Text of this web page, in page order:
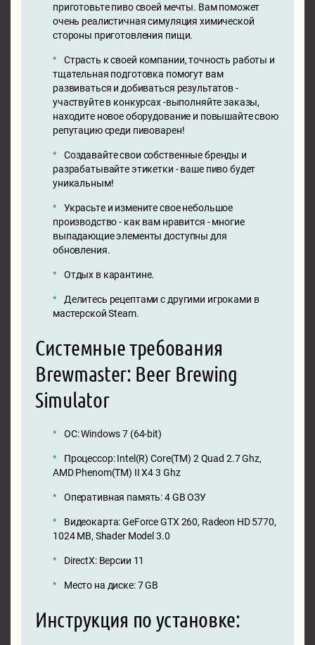
приготовьте пиво своей мечты. Вам поможет
очень реалистичная симуляция химической
стороны приготовления пищи.
Страсть к своей компании, точность работы и
тщательная подготовка помогут вам
развиваться и добиваться результатов -
участвуйте в конкурсах -выполняйте заказы,
находите новое оборудование и повышайте свою
репутацию среди пивоварен!
Создавайте свои собственные бренды и
разрабатывайте этикетки - ваше пиво будет
уникальным!
Украсьте и измените свое небольшое
производство - как вам нравится - многие
выпадающие элементы доступны для
обновления.
Отдых в карантине.
Делитесь рецептами с другими игроками в
мастерской Steam.
Системные требования
Brewmaster: Beer Brewing
Simulator
ОС: Windows 7 (64-bit)
Процессор: Intel(R) Core(TM) 2 Quad 2.7 Ghz,
AMD Phenom(TM) II X4 3 Ghz
Оперативная память: 4 GB ОЗУ
Видеокарта: GeForce GTX 260, Radeon HD 5770,
1024 MB, Shader Model 3.0
DirectX: Версии 11
Место на диске: 7 GB
Инструкция по установке: